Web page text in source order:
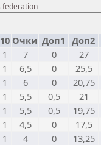
federation
10 Очки Доп1 Доп2
1 7 0 27
1 6,5 0 25,5
1 6 0 20,75
1 5,5 0,5 21
1 5,5 0,5 19,75
1 4,5 0 17,5
1 4 0 13,25